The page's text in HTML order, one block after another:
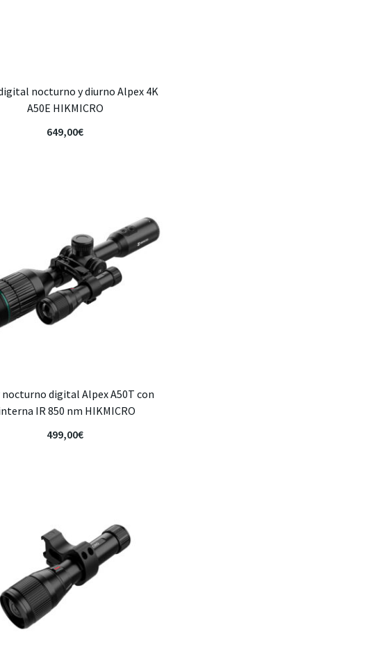
nocturno y diurno Alpex 4K
A50E HIKMICRO
649,00€
nocturno digital Alpex A50T con
IR 850 nm HIKMICRO
499,00€